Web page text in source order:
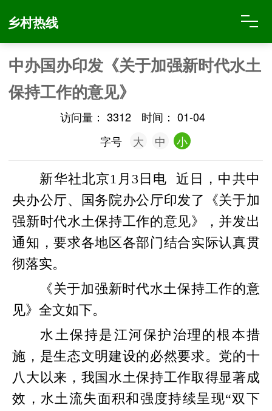
乡村热线
中办国办印发《关于加强新时代水土
保持工作的意见》
访问量： 3312 时间： 01-04
字号
大 中 小
新华社北京1月3日电 近日，中共中
央办公厅、国务院办公厅印发了《关于加
强新时代水土保持工作的意见》，并发出
通知，要求各地区各部门结合实际认真贯
彻落实。
《关于加强新时代水土保持工作的意
见》全文如下。
水土保持是江河保护治理的根本措
施，是生态文明建设的必然要求。党的十
八大以来，我国水土保持工作取得显著成
效，水土流失面积和强度持续呈现“双下